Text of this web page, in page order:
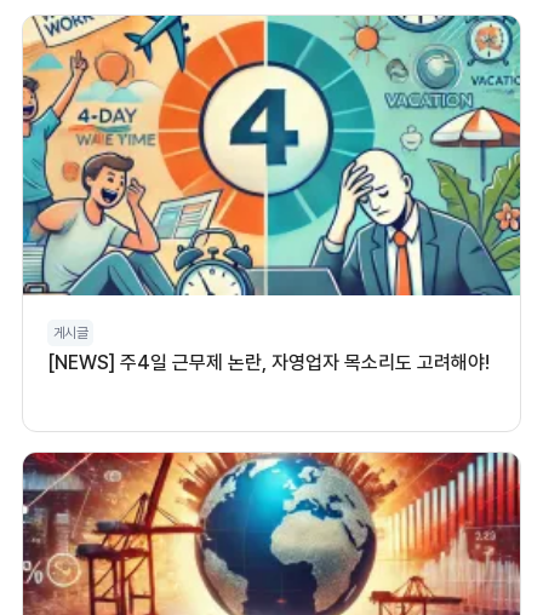
게시글
[NEWS] 주4일 근무제 논란, 자영업자 목소리도 고려해야!